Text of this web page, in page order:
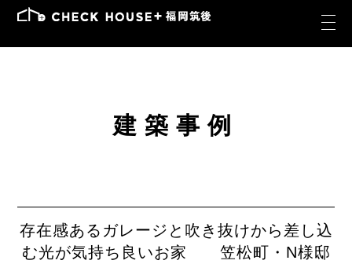
建築事例
存在感あるガレージと吹き抜けから差し込
む光が気持ち良いお家 笠松町・N様邸